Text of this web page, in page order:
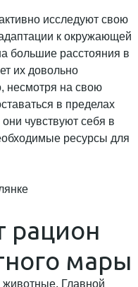
исследуют свою
к окружающей
большие расстояния в
их довольно
несмотря на свою
в пределах
чувствуют себя в
ресурсы для
рацион
мары
животные. Главной